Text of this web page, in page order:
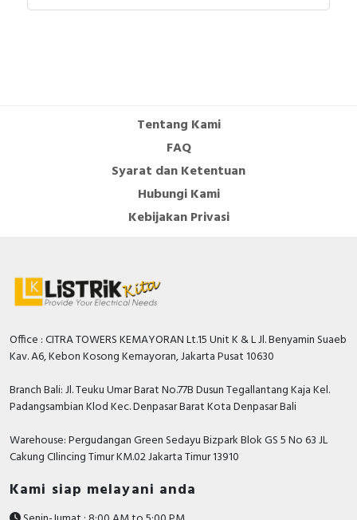
Tentang Kami
FAQ
Syarat dan Ketentuan
Hubungi Kami
Kebijakan Privasi
Office : CITRA TOWERS KEMAYORAN Lt.15 Unit K & L Jl. Benyamin Suaeb
Kav. A6, Kebon Kosong Kemayoran, Jakarta Pusat 10630
Branch Bali: Jl. Teuku Umar Barat No.77B Dusun Tegallantang Kaja Kel.
Padangsambian Klod Kec. Denpasar Barat Kota Denpasar Bali
Warehouse: Pergudangan Green Sedayu Bizpark Blok GS 5 No 63 JL
Cakung CIlincing Timur KM.02 Jakarta Timur 13910
Kami siap melayani anda